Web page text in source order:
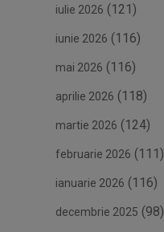
iulie 2026 (121)
iunie 2026 (116)
mai 2026 (116)
aprilie 2026 (118)
martie 2026 (124)
februarie 2026 (111)
ianuarie 2026 (116)
decembrie 2025 (98)